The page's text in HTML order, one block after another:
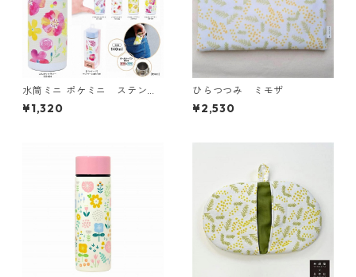
水筒ミニ ポケミニ ステンレ
スボトル140ml 花柄
¥1,320
ひらつつみ ミモザ
¥2,530